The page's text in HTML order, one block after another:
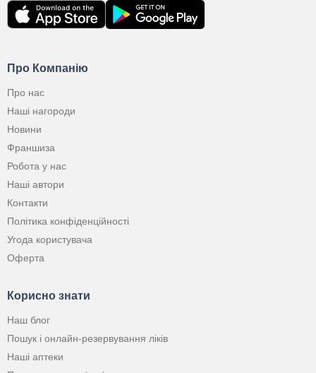
Про Компанію
Про нас
Наші нагороди
Новини
Франшиза
Робота у нас
Наші автори
Контакти
Політика конфіденційності
Угода користувача
Оферта
Корисно знати
Наш блог
Пошук і онлайн-резервування ліків
Наші аптеки